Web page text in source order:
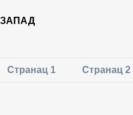
ЗАПАД
Странац 1 Странац 2